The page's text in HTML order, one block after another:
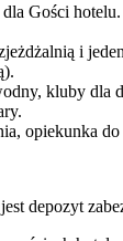
Gości hotelu.
i
kluby dla
opiekunka
depozyt